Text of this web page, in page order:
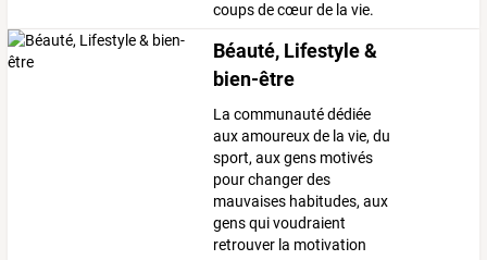
coups de cœur de la vie.
Béauté, Lifestyle &
bien-être
La communauté dédiée
aux amoureux de la vie, du
sport, aux gens motivés
pour changer des
mauvaises habitudes, aux
gens qui voudraient
retrouver la motivation